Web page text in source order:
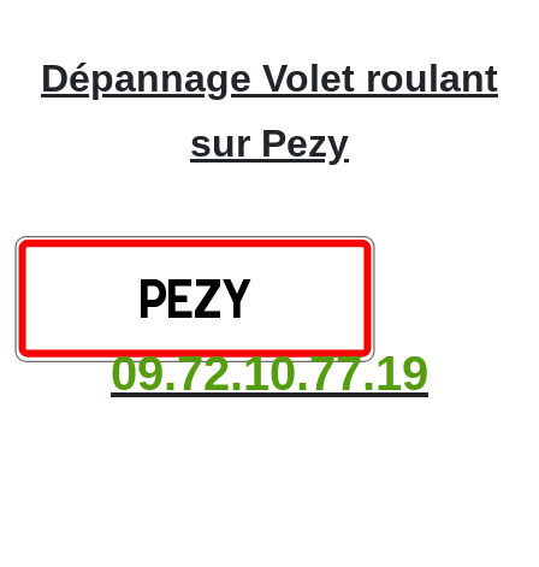
Dépannage Volet roulant
sur Pezy
09.72.10.77.19